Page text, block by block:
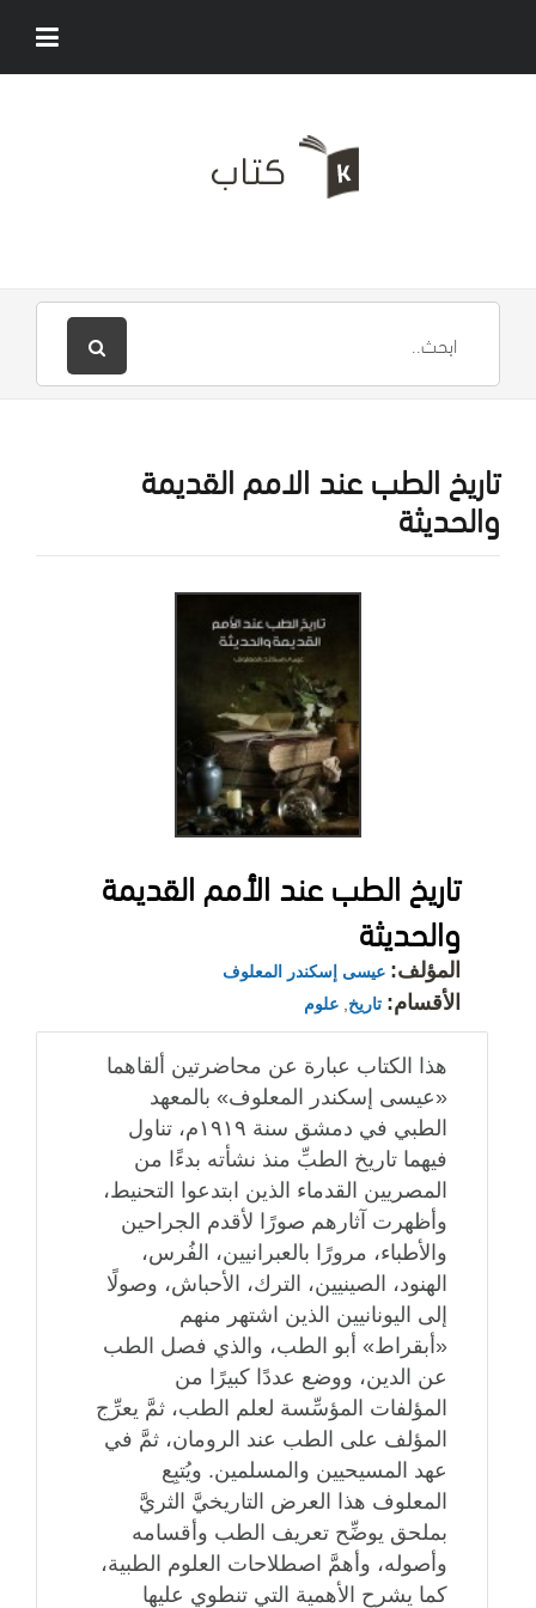
تاريخ الطب عند الامم القديمة
والحديثة
تاريخ الطب عند الأمم القديمة
والحديثة
المؤلف: عيسى إسكندر المعلوف
الأقسام: تاريخ علوم
هذا الكتاب عبارة عن محاضرتين ألقاهما
«عيسى إسكندر المعلوف» بالمعهد
الطبي في دمشق سنة ١٩١٩م، تناول
فيهما تاريخ الطبِّ منذ نشأته بدءًا من
المصريين القدماء الذين ابتدعوا التحنيط،
وأظهرت آثارهم صورًا لأقدم الجراحين
والأطباء، مرورًا بالعبرانيين، الفُرس،
الهنود، الصينيين، الترك، الأحباش، وصولًا
إلى اليونانيين الذين اشتهر منهم
«أبقراط» أبو الطب، والذي فصل الطب
عن الدين، ووضع عددًا كبيرًا من
المؤلفات المؤسِّسة لعلم الطب، ثمَّ يعرِّج
المؤلف على الطب عند الرومان، ثمَّ في
عهد المسيحيين والمسلمين. ويُتبِع
المعلوف هذا العرض التاريخيَّ الثريَّ
بملحق يوضِّح تعريف الطب وأقسامه
وأصوله، وأهمَّ اصطلاحات العلوم الطبية،
كما يشرح الأهمية التي تنطوي عليها